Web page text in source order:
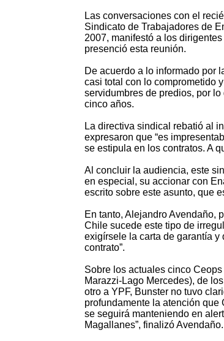
Las conversaciones con el
Sindicato de Trabajadores de
2007, manifestó a los
presenció esta reunión.
De acuerdo a lo informado por
casi total con lo comprometido
servidumbres de predios, por
cinco años.
La directiva sindical rebatió al
expresaron que “es
se estipula en los contratos. A
Al concluir la audiencia, este
en especial, su accionar con
escrito sobre este asunto, que
En tanto, Alejandro Avendaño,
Chile sucede este tipo de
exigírsele la carta de garantía
contrato”.
Sobre los actuales cinco
Marazzi-Lago Mercedes), de
otro a YPF, Bunster no tuvo
profundamente la atención
se seguirá manteniendo en
Magallanes”, finalizó Avendaño.